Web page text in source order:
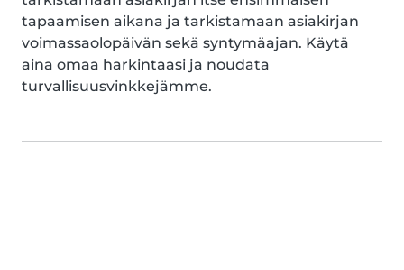
tapaamisen aikana ja tarkistamaan asiakirjan
voimassaolopäivän sekä syntymäajan. Käytä
aina omaa harkintaasi ja noudata
turvallisuusvinkkejämme.